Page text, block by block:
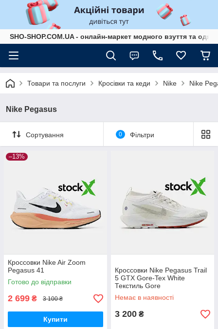
SHO-SHOP.COM.UA - онлайн-маркет модного взуття та
Товари та послуги Кросівки та кеди Nike Nike
Nike Pegasus
Сортування 0 Фільтри
–13%
Кроссовки Nike Air Zoom
Pegasus 41
Готово до відправки
2 699 ₴ 3 100 ₴
Купити
Кроссовки Nike Pegasus Trail
5 GTX Gore-Tex White
Текстиль Gore
Немає в наявності
3 200 ₴